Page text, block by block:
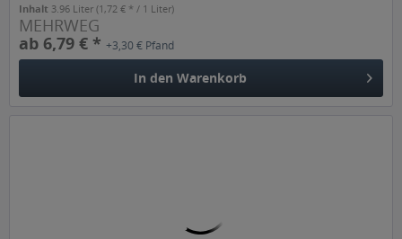
Inhalt 3.96 Liter(1,72 € * / 1 Liter)
MEHRWEG
ab 6,79 € *+3,30 € Pfand
In den Warenkorb